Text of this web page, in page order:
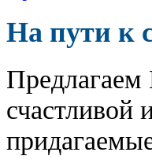
На пути к
счастливой